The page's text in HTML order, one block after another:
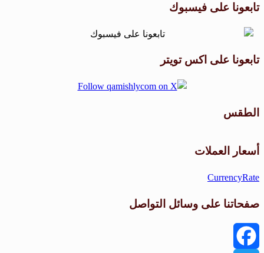
تابعونا على فيسبوك
تابعونا على اكس تويتر
الطقس
أسعار العملات
CurrencyRate
صفحاتنا على وسائل التواصل